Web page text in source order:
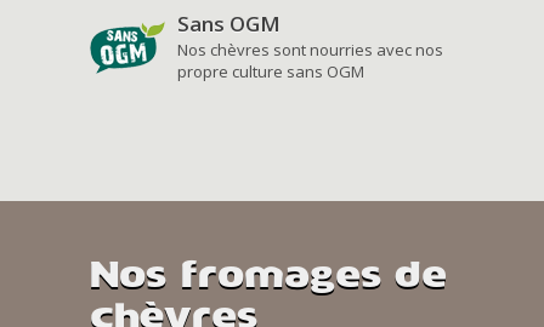
Sans OGM
Nos chèvres sont nourries avec nos
propre culture sans OGM
Nos fromages de
chèvres